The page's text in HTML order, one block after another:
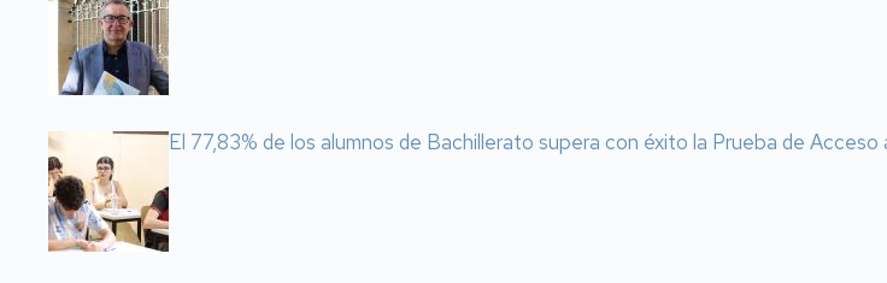
El 77,83% de los alumnos de Bachillerato supera con éxito la Prueba de